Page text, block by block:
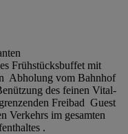
Frühstücksbuffet mit
Abholung vom Bahnhof
des feinen Vital-
Freibad Guest
Verkehrs im gesamten
.